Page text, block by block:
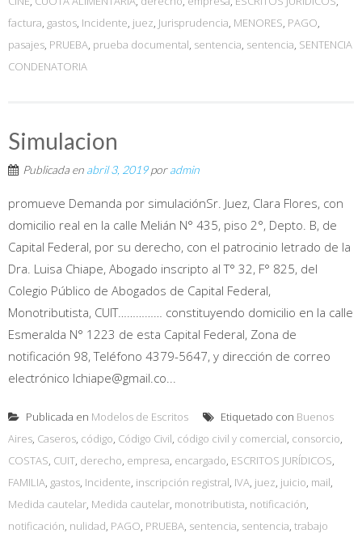
factura, gastos, Incidente, juez, Jurisprudencia, MENORES, PAGO,
pasajes, PRUEBA, prueba documental, sentencia, sentencia, SENTENCIA
CONDENATORIA
Simulacion
Publicada en abril 3, 2019poradmin
promueve Demanda por simulaciónSr. Juez, Clara Flores, con
domicilio real en la calle Melián N° 435, piso 2°, Depto. B, de
Capital Federal, por su derecho, con el patrocinio letrado de la
Dra. Luisa Chiape, Abogado inscripto al T° 32, F° 825, del
Colegio Público de Abogados de Capital Federal,
Monotributista, CUIT…………… constituyendo domicilio en la calle
Esmeralda N° 1223 de esta Capital Federal, Zona de
notificación 98, Teléfono 4379-5647, y dirección de correo
electrónico lchiape@gmail.co...
Publicada en Modelos de Escritos Etiquetado con Buenos
Aires, Caseros, código, Código Civil, código civil y comercial, consorcio,
COSTAS, CUIT, derecho, empresa, encargado, ESCRITOS JURÍDICOS,
FAMILIA, gastos, Incidente, inscripción registral, IVA, juez, juicio, mail,
Medida cautelar, Medida cautelar, monotributista, notificación,
notificación, nulidad, PAGO, PRUEBA, sentencia, sentencia, trabajo